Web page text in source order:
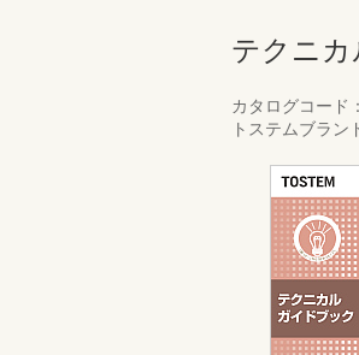
テクニ
カタログコード
トステムブラ